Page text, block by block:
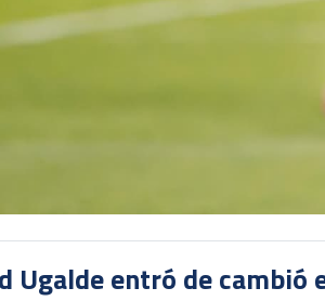
Ugalde entró de cambió